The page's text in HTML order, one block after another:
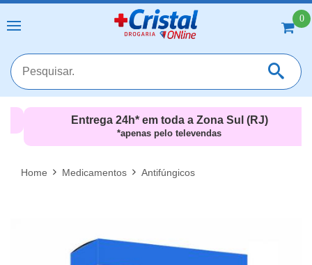
0
MAIS RESULTADOS FECHAR [X]
Entrega 24h* em toda a Zona Sul (RJ)
*apenas pelo televendas
Home Medicamentos Antifúngicos